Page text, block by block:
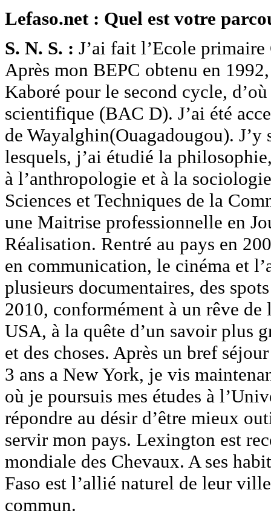
Lefaso.net : Quel est votre
S. N. S. : J’ai fait l’Ecole
Après mon BEPC obtenu en
Kaboré pour le second cycle,
scientifique (BAC D). J’ai été
de Wayalghin(Ouagadougou).
lesquels, j’ai étudié la
à l’anthropologie et à la
Sciences et Techniques de la
une Maitrise professionnelle en
Réalisation. Rentré au pays en
en communication, le cinéma et
plusieurs documentaires, des
2010, conformément à un rêve
USA, à la quête d’un savoir plus
et des choses. Après un bref
3 ans a New York, je vis
où je poursuis mes études à
répondre au désir d’être mieux
servir mon pays. Lexington est
mondiale des Chevaux. A ses
Faso est l’allié naturel de leur
commun.